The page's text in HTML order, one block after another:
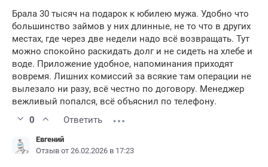
Брала 30 тысяч на подарок к юбилею мужа. Удобно что
большинство займов у них длинные, не то что в других
местах, где через две недели надо всё возвращать. Тут
можно спокойно раскидать долг и не сидеть на хлебе и
воде. Приложение удобное, напоминания приходят
вовремя. Лишних комиссий за всякие там операции не
вылезало ни разу, всё честно по договору. Менеджер
вежливый попался, всё объяснил по телефону.
0
Ответить
Евгений
Отзыв от 26.02.2026 в 17:23